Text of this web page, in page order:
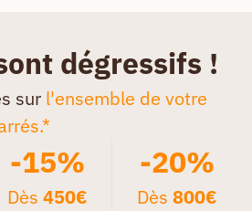
dégressifs !
sur l'ensemble de votre
-15%
Dès 450€
-20%
Dès 800€